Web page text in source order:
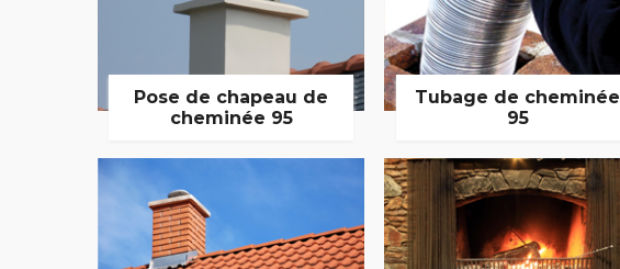
Pose de chapeau de
cheminée 95
Tubage de cheminée
95